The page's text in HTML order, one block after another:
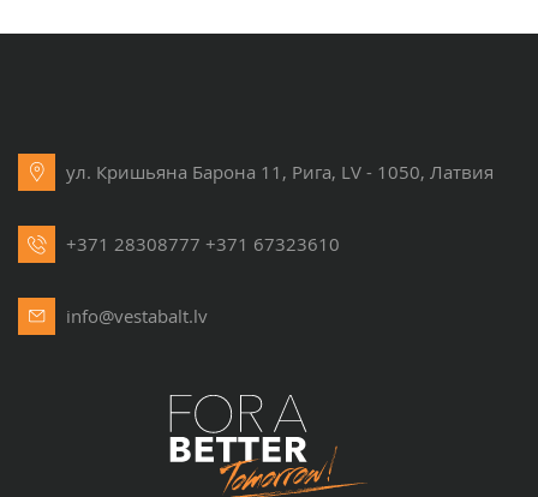
ул. Кришьяна Барона 11, Рига, LV - 1050, Латвия
+371 28308777 +371 67323610
info@vestabalt.lv